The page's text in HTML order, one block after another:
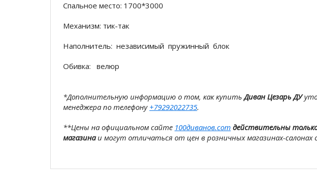
Спальное место: 1700*3000
Механизм: тик-так
Наполнитель: независимый пружинный блок
Обивка: велюр
*Дополнительную информацию о том, как купитьДиван Цезарь ДУ
менеджера по телефону +79292022735.
**Цены на официальном сайте 100диванов.com действительны
магазинаи могут отличаться от цен в розничных магазинах-салонах